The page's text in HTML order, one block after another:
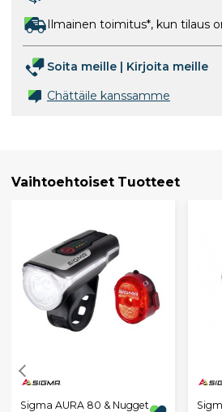
Ilmainen toimitus*, kun tilaus
Soita meille
Kirjoita meille
Chättäile kanssamme
Vaihtoehtoiset Tuotteet
Sigma AURA 80 & Nugget